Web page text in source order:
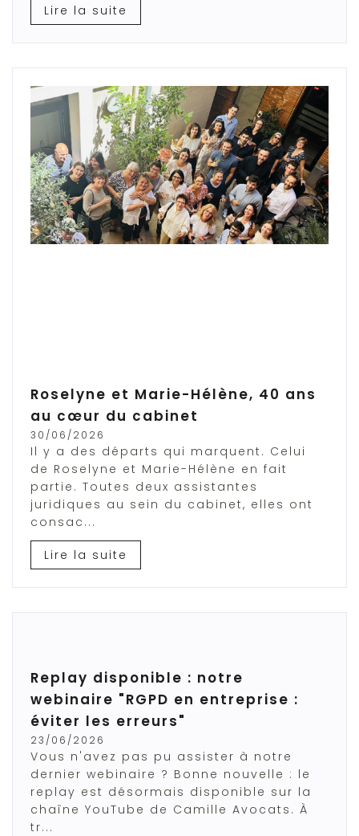
Lire la suite
Roselyne et Marie-Hélène, 40 ans
au cœur du cabinet
30/06/2026
Il y a des départs qui marquent. Celui
de Roselyne et Marie-Hélène en fait
partie. Toutes deux assistantes
juridiques au sein du cabinet, elles ont
consac...
Lire la suite
Replay disponible : notre
webinaire "RGPD en entreprise :
éviter les erreurs"
23/06/2026
Vous n'avez pas pu assister à notre
dernier webinaire ? Bonne nouvelle : le
replay est désormais disponible sur la
chaîne YouTube de Camille Avocats. À
tr...